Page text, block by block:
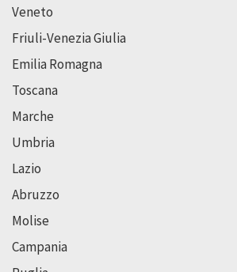
Veneto
Friuli-Venezia Giulia
Emilia Romagna
Toscana
Marche
Umbria
Lazio
Abruzzo
Molise
Campania